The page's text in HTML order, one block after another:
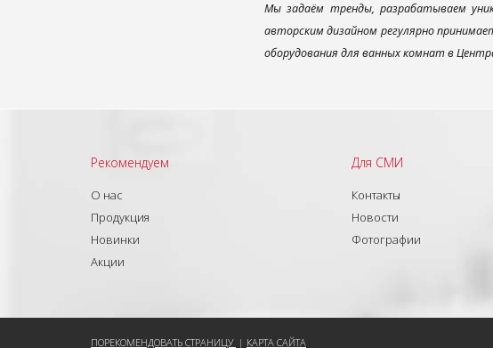
Мы задаём тренды, разрабатываем
авторским дизайном регулярно
оборудования для ванных комнат в
Рекомендуем
О нас
Продукция
Новинки
Акции
Для СМИ
Контакты
Новости
Фотографии
ПОРЕКОМЕНДОВАТЬ СТРАНИЦУ | КАРТА САЙТА